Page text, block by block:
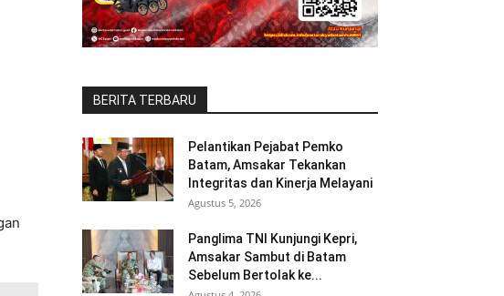
BERITA TERBARU
Pelantikan Pejabat Pemko
Batam, Amsakar Tekankan
Integritas dan Kinerja Melayani
Agustus 5, 2026
Panglima TNI Kunjungi Kepri,
Amsakar Sambut di Batam
Sebelum Bertolak ke...